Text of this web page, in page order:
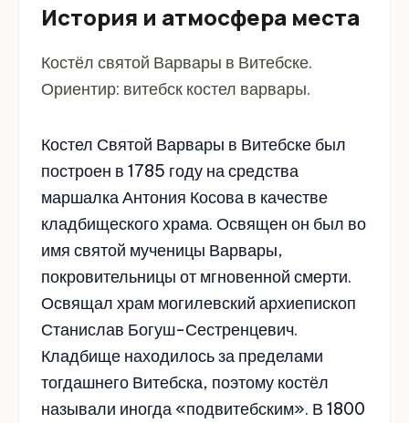
История и атмосфера места
Костёл святой Варвары в Витебске.
Ориентир: витебск костел варвары.
Костел Святой Варвары в Витебске был
построен в 1785 году на средства
маршалка Антония Косова в качестве
кладбищеского храма. Освящен он был во
имя святой мученицы Варвары,
покровительницы от мгновенной смерти.
Освящал храм могилевский архиепископ
Станислав Богуш-Сестренцевич.
Кладбище находилось за пределами
тогдашнего Витебска, поэтому костёл
называли иногда «подвитебским». В 1800